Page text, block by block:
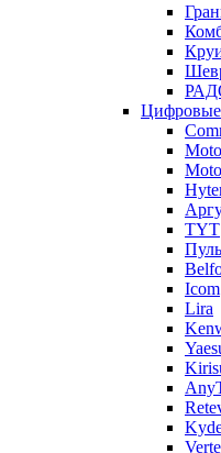
Цифровые
TYT
Icom
Lira